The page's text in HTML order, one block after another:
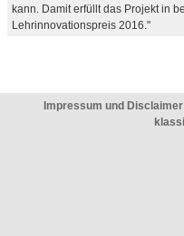
kann. Damit erfüllt das Projekt in
Lehrinnovationspreis 2016."
Impressum und Disclaimer